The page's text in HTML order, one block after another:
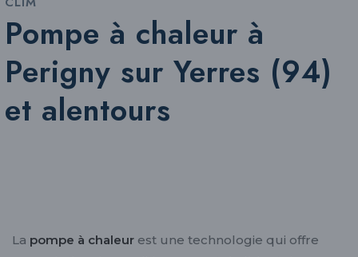
Pompe à chaleur à
Perigny sur Yerres (94)
et alentours
La pompe à chaleur est une technologie qui offre